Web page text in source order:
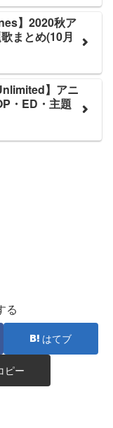
】2020秋ア
まとめ(10月
】アニ
・ED・主題
る
はてブ
ピー